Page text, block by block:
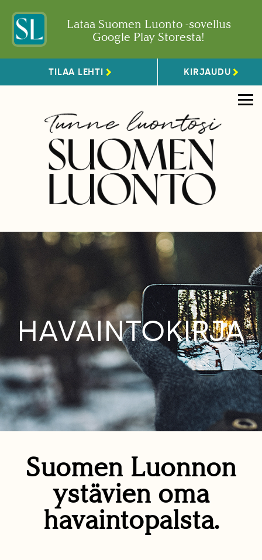
Lataa Suomen Luonto -sovellus
Google Play Storesta!
TILAA LEHTI KIRJAUDU
HAVAINTOKIRJA
Suomen Luonnon
ystävien oma
havaintopalsta.